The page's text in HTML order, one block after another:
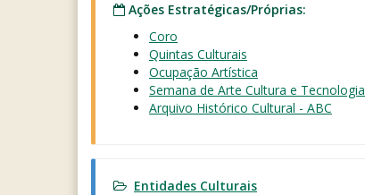
Ações Estratégicas/Próprias:
Coro
Quintas Culturais
Ocupação Artística
Semana de Arte Cultura e Tecnologia
Arquivo Histórico Cultural - ABC
Entidades Culturais